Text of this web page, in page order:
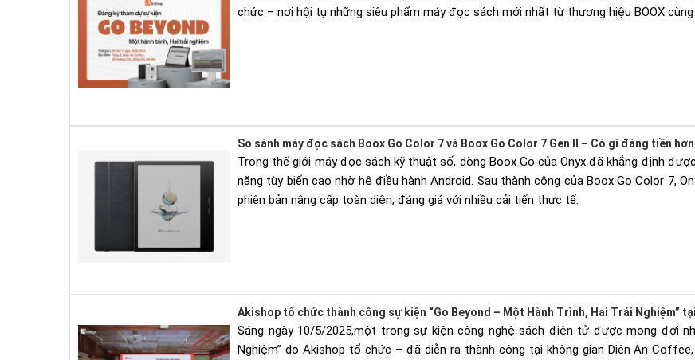
chức – nơi hội tụ những siêu phẩm máy đọc sách mới nhất từ thương hiệu BOOX
So sánh máy đọc sách Boox Go Color 7 và Boox Go Color 7 Gen II – Có gì đáng tiền
Trong thế giới máy đọc sách kỹ thuật số, dòng Boox Go của Onyx đã khẳng định
năng tùy biến cao nhờ hệ điều hành Android. Sau thành công của Boox Go Color 7,
phiên bản nâng cấp toàn diện, đáng giá với nhiều cải tiến thực tế.
Akishop tổ chức thành công sự kiện “Go Beyond – Một Hành Trình, Hai Trải Nghiệm”
Sáng ngày 10/5/2025,một trong sự kiện công nghệ sách điện tử được mong đợi
Nghiệm” do Akishop tổ chức – đã diễn ra thành công tại không gian Diên An